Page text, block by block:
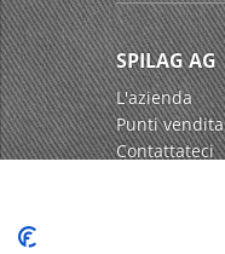
SPILAG AG
L'azienda
Punti vendita
Contattateci